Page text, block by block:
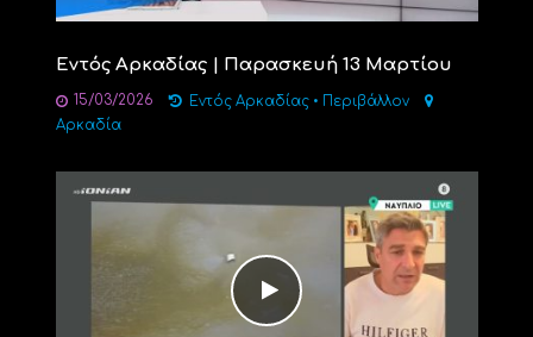
Εντός Αρκαδίας | Παρασκευή 13 Μαρτίου
15/03/2026 Εντός Αρκαδίας • Περιβάλλον
Αρκαδία